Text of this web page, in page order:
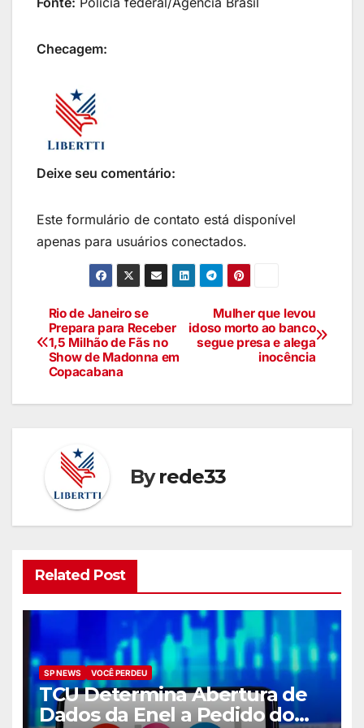
Checagem:
Deixe seu comentário:
Este formulário de contato está disponível
apenas para usuários conectados.
Mulher que levou
idoso morto ao banco
segue presa e alega
inocência
Rio de Janeiro se
Prepara para Receber
1,5 Milhão de Fãs no
Show de Madonna em
Copacabana
Byrede33
Related Post
SP NEWS VOCÊ PERDEU
TCU Determina Abertura de
Dados da Enel a Pedido do